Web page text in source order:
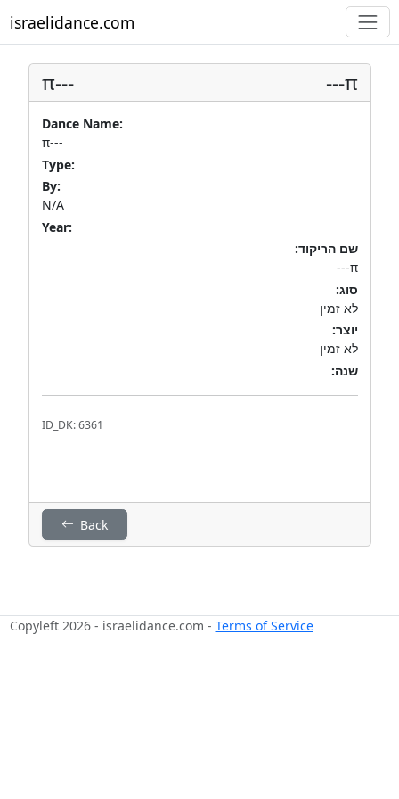
israelidance.com
π--- π---
Dance Name:
π---
Type:
By:
N/A
Year:
שם הריקוד:
π---
סוג:
לא זמין
יוצר:
לא זמין
שנה:
ID_DK: 6361
Back
Copyleft 2026 - israelidance.com - Terms of Service